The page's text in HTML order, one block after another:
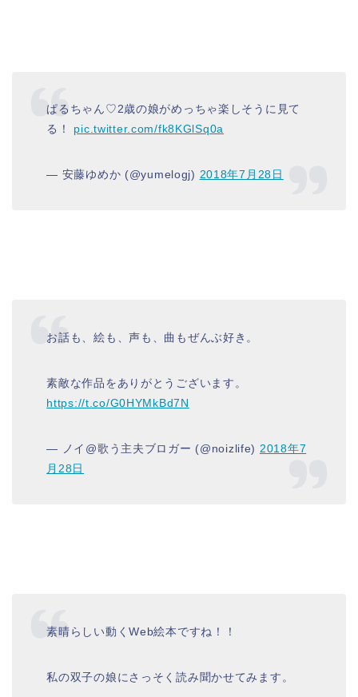
ぱるちゃん♡2歳の娘がめっちゃ楽しそうに見て
る！ pic.twitter.com/fk8KGlSq0a
— 安藤ゆめか (@yumelogj) 2018年7月28日
お話も、絵も、声も、曲もぜんぶ好き。
素敵な作品をありがとうございます。
https://t.co/G0HYMkBd7N
— ノイ@歌う主夫ブロガー (@noizlife) 2018年7
月28日
素晴らしい動くWeb絵本ですね！！
私の双子の娘にさっそく読み聞かせてみます。